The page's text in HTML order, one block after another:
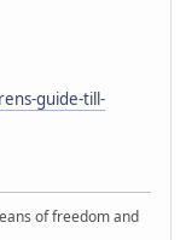
guide-till-
of freedom and